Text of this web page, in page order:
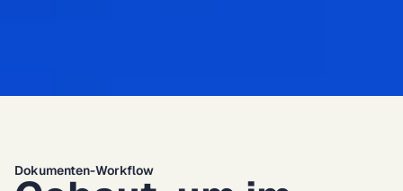
Dokumenten-Workflow